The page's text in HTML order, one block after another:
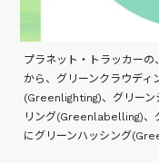
プラネット・トラッカー
から、グリーンクラウデ
(Greenlighting)、グリー
リング(Greenlabelling)、
にグリーンハッシング